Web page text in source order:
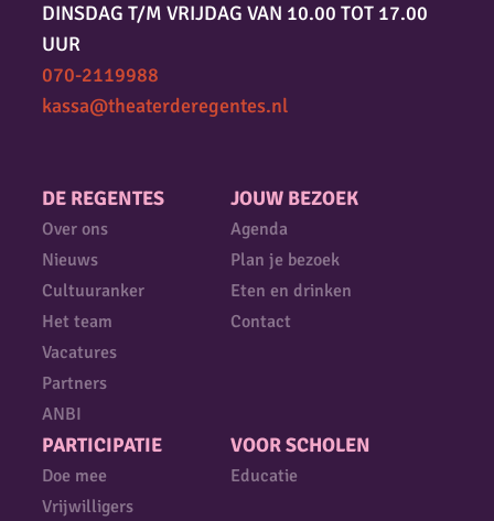
DE REGENTES
Over ons
Nieuws
Cultuuranker
Het team
Vacatures
Partners
ANBI
JOUW BEZOEK
Agenda
Plan je bezoek
Eten en drinken
Contact
PARTICIPATIE
Doe mee
Vrijwilligers
VOOR SCHOLEN
Educatie
DINSDAG T/M VRIJDAG VAN 10.00 TOT 17.00
UUR
070-2119988
kassa@theaterderegentes.nl